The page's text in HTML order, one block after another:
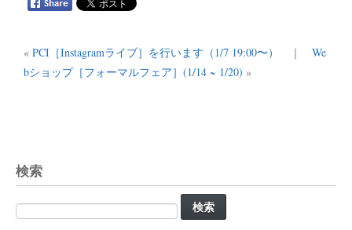
« PCI［Instagramライブ］を行います（1/7 19:00〜） ｜ We
bショップ［フォーマルフェア］(1/14 ~ 1/20) »
検索
検
索: